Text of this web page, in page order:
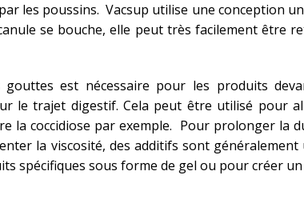
les poussins. Vacsup utilise une conception
se bouche, elle peut très facilement être
est nécessaire pour les produits
le trajet digestif. Cela peut être utilisé pour
la coccidiose par exemple. Pour prolonger la
la viscosité, des additifs sont généralement
spécifiques sous forme de gel ou pour créer un